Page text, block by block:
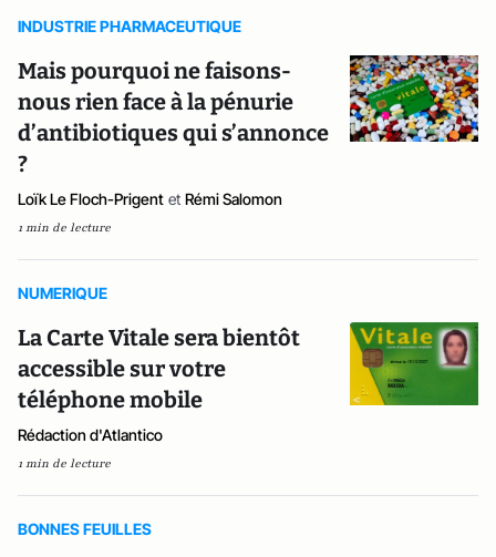
INDUSTRIE PHARMACEUTIQUE
Mais pourquoi ne faisons-
nous rien face à la pénurie
d’antibiotiques qui s’annonce
?
Loïk Le Floch-Prigent et Rémi Salomon
1 min de lecture
NUMERIQUE
La Carte Vitale sera bientôt
accessible sur votre
téléphone mobile
Rédaction d'Atlantico
1 min de lecture
BONNES FEUILLES